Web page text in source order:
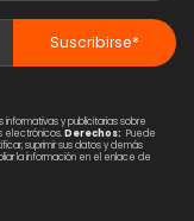
Suscribirse*
y publicitarias sobre
electrónicos.Derechos: Puede
suprimir sus datos y demás
la información en el enlace de